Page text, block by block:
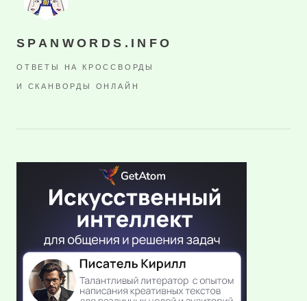
SPANWORDS.INFO
ОТВЕТЫ НА КРОССВОРДЫ
И СКАНВОРДЫ ОНЛАЙН